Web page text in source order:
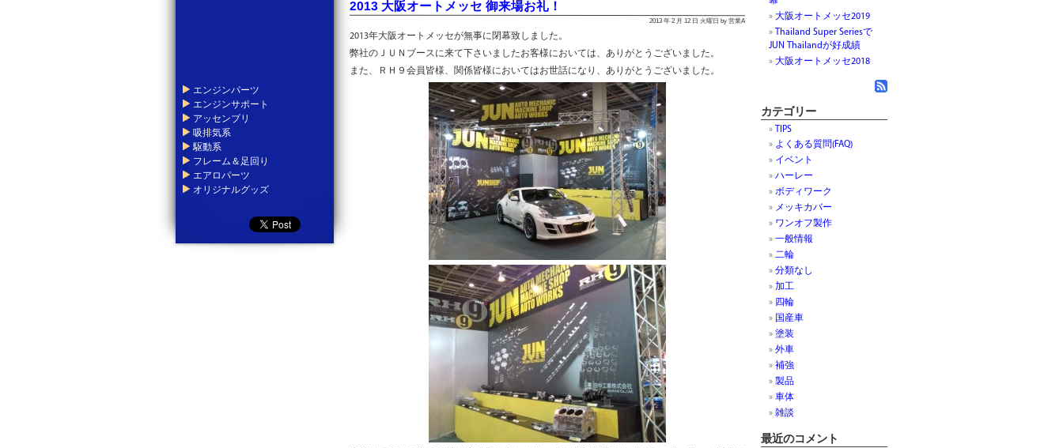
2013 大阪オートメッセ 御来場お礼！
2013 年 2 月 12 日 火曜日 by 営業A
2013年大阪オートメッセが無事に閉幕致しました。
弊社のＪＵＮブースに来て下さいましたお客様においては、ありがとうございました。
また、ＲＨ９会員皆様、関係皆様においてはお世話になり、ありがとうございました。
大阪オートメッセ2019
Thailand Super Seriesで
JUN Thailandが好成績
大阪オートメッセ2018
カテゴリー
TIPS
よくある質問(FAQ)
イベント
ハーレー
ボディワーク
メッキカバー
ワンオフ製作
一般情報
二輪
分類なし
加工
四輪
国産車
塗装
外車
補強
製品
車体
雑談
最近のコメント
エンジンパーツ
エンジンサポート
アッセンブリ
吸排気系
駆動系
フレーム＆足回り
エアロパーツ
オリジナルグッズ